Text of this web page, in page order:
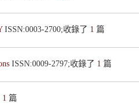
ISSN:0003-2700;收錄了 1 篇
ISSN:0009-2797;收錄了 1 篇
1 篇